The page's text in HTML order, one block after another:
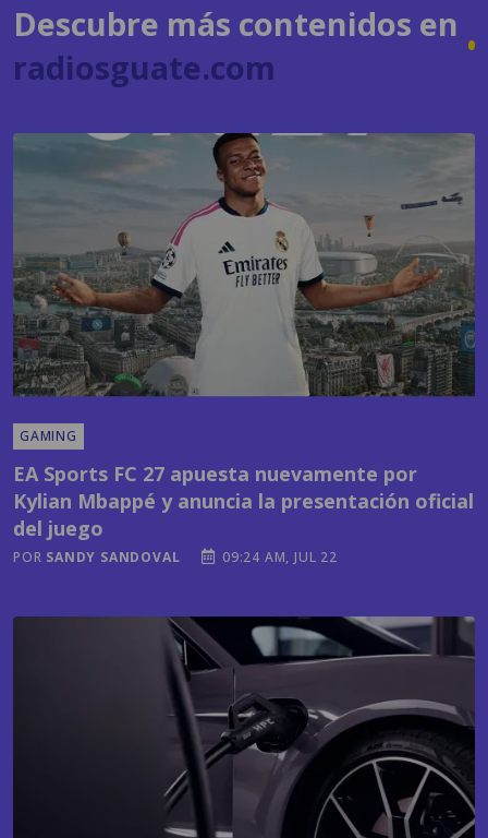
Descubre más contenidos en
radiosguate.com
GAMING
EA Sports FC 27 apuesta nuevamente por
Kylian Mbappé y anuncia la presentación oficial
del juego
POR SANDY SANDOVAL 09:24 AM, JUL 22